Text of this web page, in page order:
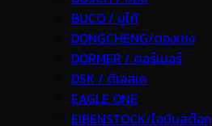
BUCO / บูโก้
DONGCHENG/ดองเชง
DORMER / ดอร์เมอร์
DSK / ดีเอสเค
EAGLE ONE
EIBENSTOCK/ไอบีนสต๊อก